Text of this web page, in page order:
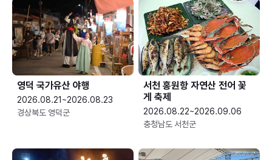
영덕 국가유산 야행
2026.08.21~2026.08.23
경상북도 영덕군
서천 홍원항 자연산 전어 꽃
게 축제
2026.08.22~2026.09.06
충청남도 서천군